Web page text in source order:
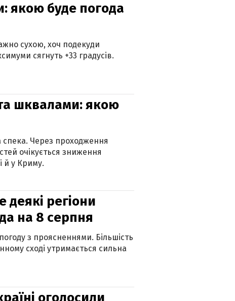
якою буде погода
сухою, хоч подекуди
сягнуть +33 градусів.
шквалами: якою
Через проходження
очікується зниження
й у Криму.
деякі регіони
на 8 серпня
з проясненнями. Більшість
сході утримається сильна
оголосили